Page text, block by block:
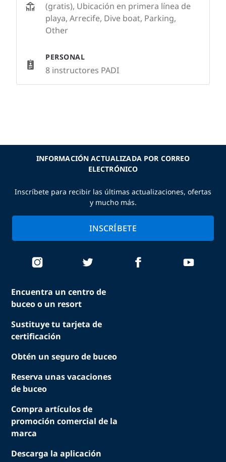
(gratis), Ubicación en primera línea de
playa, Arrecife, Dive boat, Parking,
Other
PERSONAL
8 instructores PADI
Encuentra un centro de
buceo o un resort
Sustituye tu tarjeta de
certificación
Obtén un seguro de buceo
Reserva unas vacaciones
de buceo
Compra artículos de
promoción comercial de la
marca
Descarga la aplicación
INFORMACIÓN ACTUALIZADA POR CORREO
ELECTRÓNICO
Inscríbete para recibir las últimas actualizaciones, ofertas
y mucho más.
INSCRÍBETE